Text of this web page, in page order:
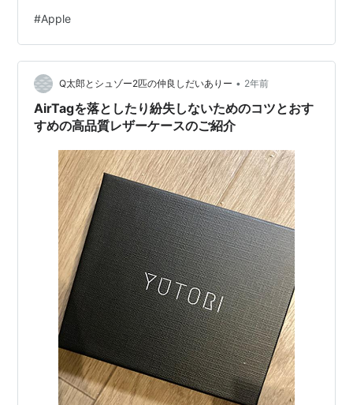
買っておけば割安だったのに（笑）。 防犯（盗難予防）
グッズとしての魅力はストーカー行為などに悪用しよう
とする輩のせいでかなり弱体化されてしまいましたが、
少なくとも AirTag の存在が知られるまでの間は役に立っ
てくれることでしょう。実際盗難された自転車を…
#Apple
Q太郎とシュゾー2匹の仲良しだいありー • 2年前
AirTagを落としたり紛失しないためのコツとおす
すめの高品質レザーケースのご紹介